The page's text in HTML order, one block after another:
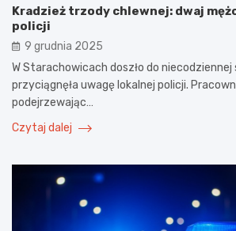
Kradzież trzody chlewnej: dwaj
policji
9 grudnia 2025
W Starachowicach doszło do
przyciągnęła uwagę lokalnej policji.
podejrzewając…
Czytaj dalej